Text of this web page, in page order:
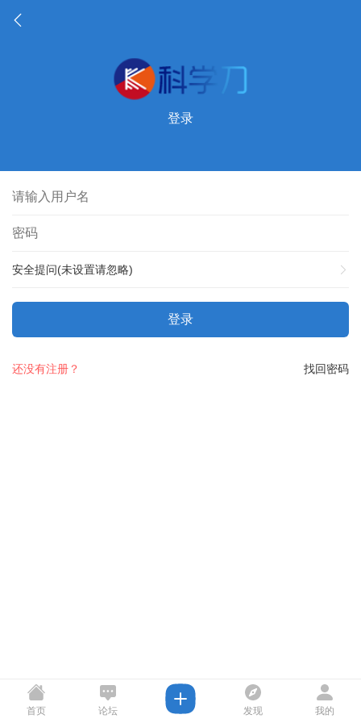
登录
安全提问(未设置请忽略)
登录
找回密码
还没有注册？
首页 论坛 发现 我的